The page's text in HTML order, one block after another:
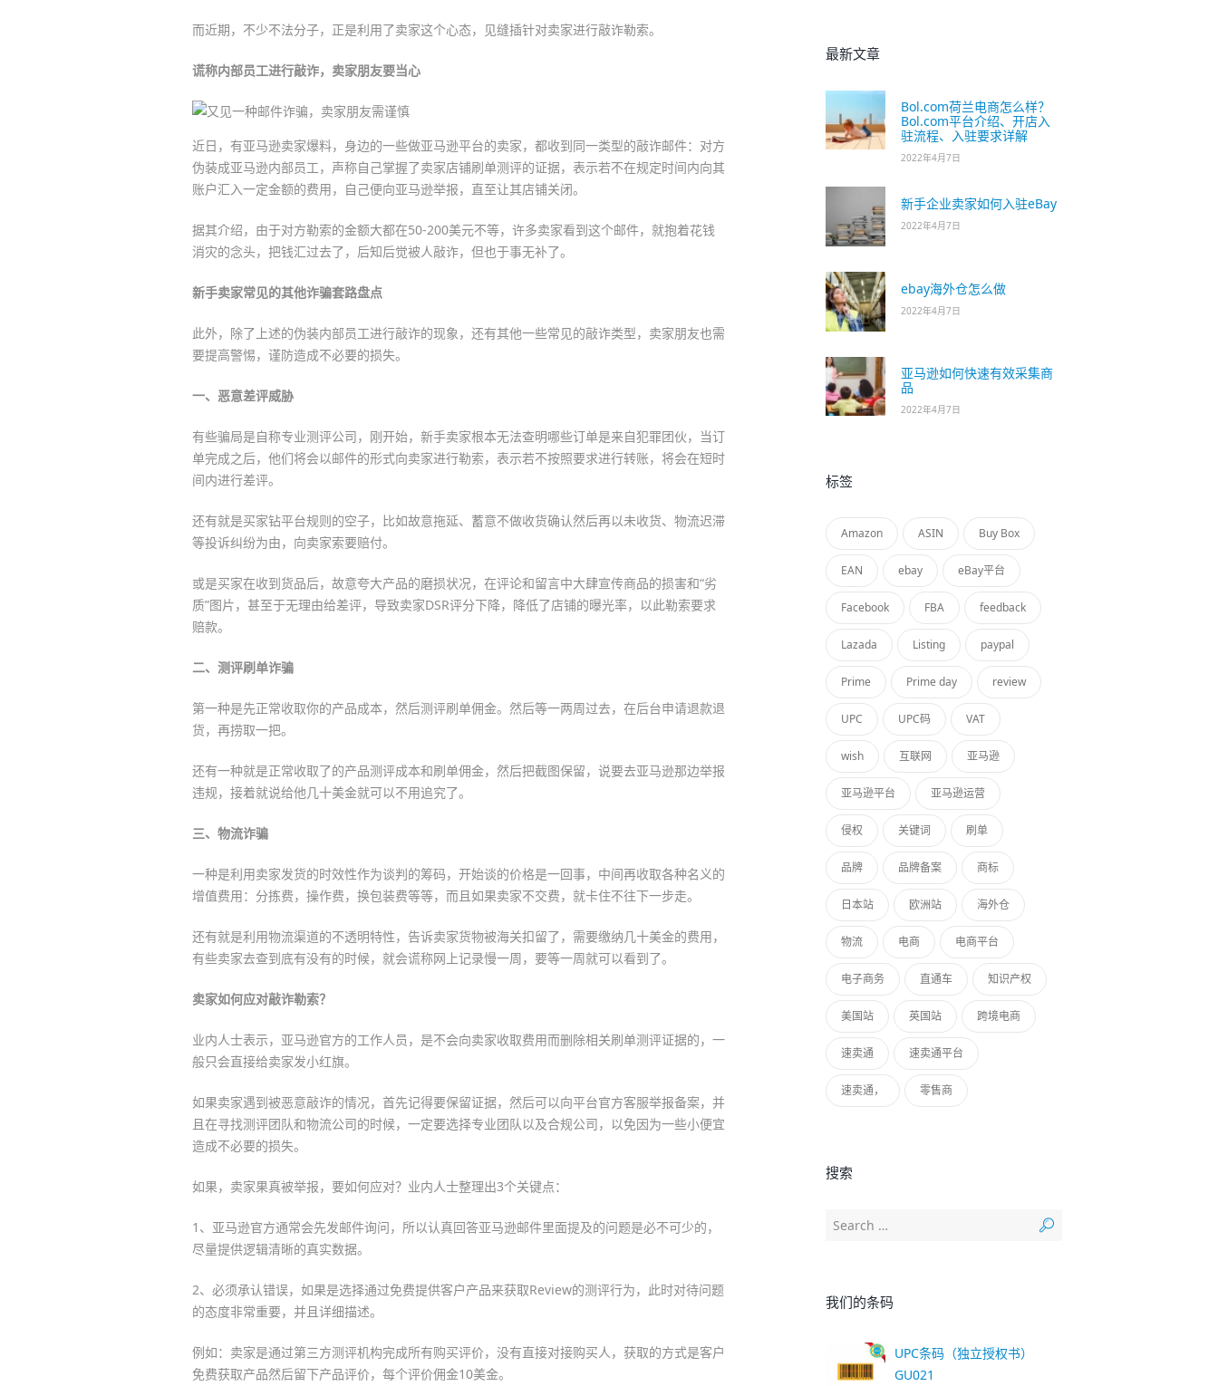
而近期，不少不法分子，正是利用了卖家这个心态，见缝插针对卖家进行敲诈勒索。
谎称内部员工进行敲诈，卖家朋友要当心
近日，有亚马逊卖家爆料，身边的一些做亚马逊平台的卖家，都收到同一类型的敲诈邮件：对方
伪装成亚马逊内部员工，声称自己掌握了卖家店铺刷单测评的证据，表示若不在规定时间内向其
账户汇入一定金额的费用，自己便向亚马逊举报，直至让其店铺关闭。
据其介绍，由于对方勒索的金额大都在50-200美元不等，许多卖家看到这个邮件，就抱着花钱
消灾的念头，把钱汇过去了，后知后觉被人敲诈，但也于事无补了。
新手卖家常见的其他诈骗套路盘点
此外，除了上述的伪装内部员工进行敲诈的现象，还有其他一些常见的敲诈类型，卖家朋友也需
要提高警惕，谨防造成不必要的损失。
一、恶意差评威胁
有些骗局是自称专业测评公司，刚开始，新手卖家根本无法查明哪些订单是来自犯罪团伙，当订
单完成之后，他们将会以邮件的形式向卖家进行勒索，表示若不按照要求进行转账，将会在短时
间内进行差评。
还有就是买家钻平台规则的空子，比如故意拖延、蓄意不做收货确认然后再以未收货、物流迟滞
等投诉纠纷为由，向卖家索要赔付。
或是买家在收到货品后，故意夸大产品的磨损状况，在评论和留言中大肆宣传商品的损害和“劣
质”图片，甚至于无理由给差评，导致卖家DSR评分下降，降低了店铺的曝光率，以此勒索要求
赔款。
二、测评刷单诈骗
第一种是先正常收取你的产品成本，然后测评刷单佣金。然后等一两周过去，在后台申请退款退
货，再捞取一把。
还有一种就是正常收取了的产品测评成本和刷单佣金，然后把截图保留，说要去亚马逊那边举报
违规，接着就说给他几十美金就可以不用追究了。
三、物流诈骗
一种是利用卖家发货的时效性作为谈判的筹码，开始谈的价格是一回事，中间再收取各种名义的
增值费用：分拣费，操作费，换包装费等等，而且如果卖家不交费，就卡住不往下一步走。
还有就是利用物流渠道的不透明特性，告诉卖家货物被海关扣留了，需要缴纳几十美金的费用，
有些卖家去查到底有没有的时候，就会谎称网上记录慢一周，要等一周就可以看到了。
卖家如何应对敲诈勒索？
业内人士表示，亚马逊官方的工作人员，是不会向卖家收取费用而删除相关刷单测评证据的，一
般只会直接给卖家发小红旗。
如果卖家遇到被恶意敲诈的情况，首先记得要保留证据，然后可以向平台官方客服举报备案，并
且在寻找测评团队和物流公司的时候，一定要选择专业团队以及合规公司，以免因为一些小便宜
造成不必要的损失。
如果，卖家果真被举报，要如何应对？业内人士整理出3个关键点：
1、亚马逊官方通常会先发邮件询问，所以认真回答亚马逊邮件里面提及的问题是必不可少的，
尽量提供逻辑清晰的真实数据。
2、必须承认错误，如果是选择通过免费提供客户产品来获取Review的测评行为，此时对待问题
的态度非常重要，并且详细描述。
例如：卖家是通过第三方测评机构完成所有购买评价，没有直接对接购买人，获取的方式是客户
免费获取产品然后留下产品评价，每个评价佣金10美金。
最新文章
Bol.com荷兰电商怎么样？
Bol.com平台介绍、开店入
驻流程、入驻要求详解
2022年4月7日
新手企业卖家如何入驻eBay
2022年4月7日
ebay海外仓怎么做
2022年4月7日
亚马逊如何快速有效采集商
品
2022年4月7日
标签
Amazon ASIN Buy Box
EAN ebay eBay平台
Facebook FBA feedback
Lazada Listing paypal
Prime Prime day review
UPC UPC码 VAT
wish 互联网 亚马逊
亚马逊平台 亚马逊运营
侵权 关键词 刷单
品牌 品牌备案 商标
日本站 欧洲站 海外仓
物流 电商 电商平台
电子商务 直通车 知识产权
美国站 英国站 跨境电商
速卖通 速卖通平台
速卖通， 零售商
搜索
我们的条码
UPC条码（独立授权书）
GU021